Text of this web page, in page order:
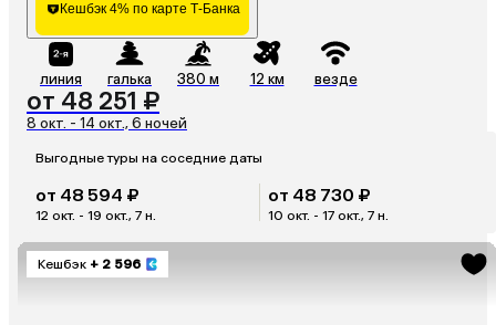
Кешбэк 4% по карте Т-Банка
линия галька 380 м 12 км везде
от 48 251 ₽
8 окт. - 14 окт., 6 ночей
Выгодные туры на соседние даты
от 48 594 ₽
12 окт. - 19 окт., 7 н.
от 48 730 ₽
10 окт. - 17 окт., 7 н.
Кешбэк + 2 596